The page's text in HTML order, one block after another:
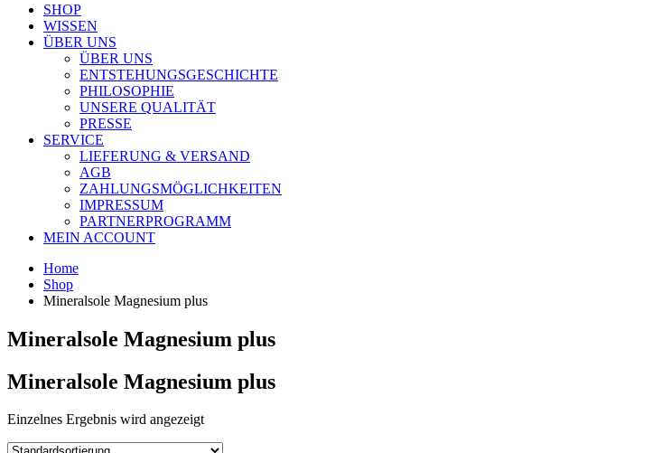
SHOP
WISSEN
ÜBER UNS
ÜBER UNS
ENTSTEHUNGSGESCHICHTE
PHILOSOPHIE
UNSERE QUALITÄT
PRESSE
SERVICE
LIEFERUNG & VERSAND
AGB
ZAHLUNGSMÖGLICHKEITEN
IMPRESSUM
PARTNERPROGRAMM
MEIN ACCOUNT
Home
Shop
Mineralsole Magnesium plus
Mineralsole Magnesium plus
Mineralsole Magnesium plus
Einzelnes Ergebnis wird angezeigt